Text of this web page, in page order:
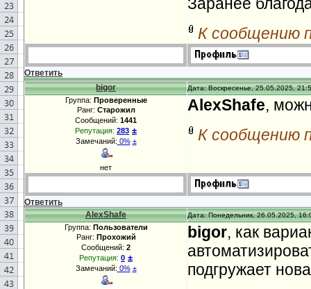
К сообщению
Ответить
bigor
Дата: Воскресенье, 25.05.2025,
Группа: Проверенные
Ранг: Старожил
Сообщений: 1441
Репутация: 283 ±
Замечаний: 0% ±
нет
AlexShafe,
К сообщению
Ответить
AlexShafe
Дата: Понедельник, 26.05.2025,
Группа: Пользователи
Ранг: Прохожий
Сообщений: 2
Репутация: 0 ±
Замечаний: 0% ±
bigor, как
подгружает